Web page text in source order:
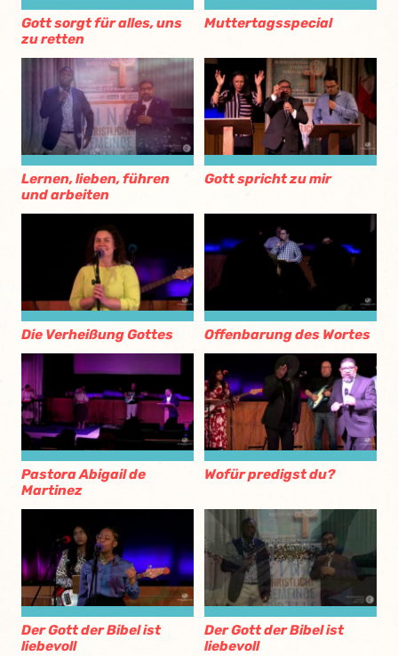
Gott sorgt für alles, uns
zu retten
Muttertagsspecial
Lernen, lieben, führen
und arbeiten
Gott spricht zu mir
Die Verheißung Gottes Offenbarung des Wortes
Pastora Abigail de
Martinez
Wofür predigst du?
Der Gott der Bibel ist
liebevoll
Der Gott der Bibel ist
liebevoll